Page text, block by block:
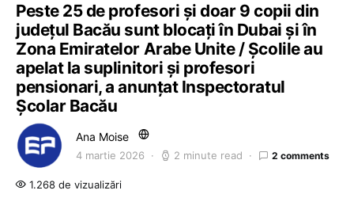
Peste 25 de profesori și doar 9 copii din
județul Bacău sunt blocați în Dubai și în
Zona Emiratelor Arabe Unite / Școlile au
apelat la suplinitori și profesori
pensionari, a anunțat Inspectoratul
Școlar Bacău
Ana Moise
4 martie 2026 2 minute read 2 comments
1.268 de vizualizări